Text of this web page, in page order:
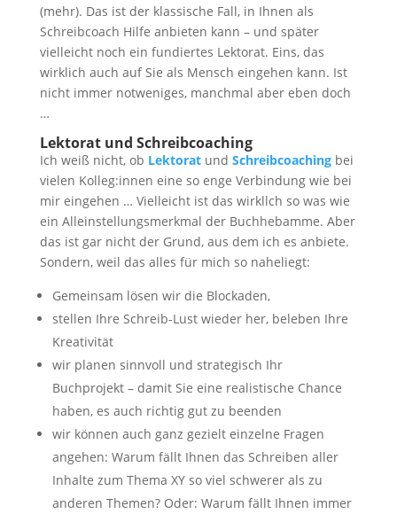
(mehr). Das ist der klassische Fall, in Ihnen als
Schreibcoach Hilfe anbieten kann – und später
vielleicht noch ein fundiertes Lektorat. Eins, das
wirklich auch auf Sie als Mensch eingehen kann. Ist
nicht immer notweniges, manchmal aber eben doch
…
Lektorat und Schreibcoaching
Ich weiß nicht, ob Lektorat und Schreibcoachingbei
vielen Kolleg:innen eine so enge Verbindung wie bei
mir eingehen … Vielleicht ist das wirkllch so was wie
ein Alleinstellungsmerkmal der Buchhebamme. Aber
das ist gar nicht der Grund, aus dem ich es anbiete.
Sondern, weil das alles für mich so naheliegt:
Gemeinsam lösen wir die Blockaden,
stellen Ihre Schreib-Lust wieder her, beleben Ihre
Kreativität
wir planen sinnvoll und strategisch Ihr
Buchprojekt – damit Sie eine realistische Chance
haben, es auch richtig gut zu beenden
wir können auch ganz gezielt einzelne Fragen
angehen: Warum fällt Ihnen das Schreiben aller
Inhalte zum Thema XY so viel schwerer als zu
anderen Themen? Oder: Warum fällt Ihnen immer